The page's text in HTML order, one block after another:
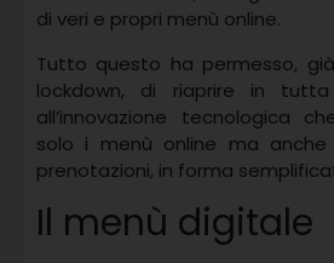
di veri e propri menù online.
Tutto questo ha permesso,
lockdown, di riaprire in tutta
all’innovazione tecnologica
solo i menù online ma
prenotazioni, in forma
Il menù digitale